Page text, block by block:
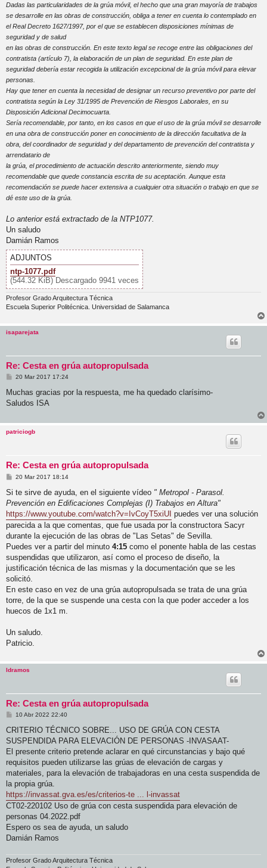
Dadas las particularidades de la grúa móvil, el hecho que una gran mayoría de trabajos
se desarrolle en las obras de construcción, obliga a tener en cuenta lo contemplado en
el Real Decreto 1627/1997, por el que se establecen disposiciones mínimas de
seguridad y de salud
en las obras de construcción. En este texto legal se recoge entre las obligaciones del
contratista (artículo 7), la elaboración de un plan de seguridad. En este plan de
seguridad debería estar recogida la utilización excepcional de la grúa móvil para elevar
personas.
Hay que tener en cuenta la necesidad de designar un recurso preventivo por parte del
contratista según la Ley 31/1995 de Prevención de Riesgos Laborales, en su
Disposición Adicional Decimocuarta.
Sería recomendable, por tanto, en los casos en que el uso de la grúa móvil se desarrolle
en una obra de construcción poner en conocimiento de la dirección facultativa de la
obra, del coordinador de seguridad y del departamento de prevención del contratista y
arrendatario de
la grúa, el procedimiento de actuación descrito anteriormente, siendo muy
recomendable que quede constancia escrita de su aceptación. Aunque esta
recomendación se puede hacer extensiva a cualquier otra situación o trabajo en que se
dé este uso de la grúa.
Lo anterior está extractado de la NTP1077.
Un saludo
Damián Ramos
ADJUNTOS
ntp-1077.pdf
(544.32 KiB) Descargado 9941 veces
Profesor Grado Arquitectura Técnica
Escuela Superior Politécnica. Universidad de Salamanca
isaparejata
Re: Cesta en grúa autopropulsada
M
n
a
20 Mar 2017 17:24
Muchas gracias por la respuesta, me ha quedado clarísimo-
Saludos ISA
patriciogb
Re: Cesta en grúa autopropulsada
M
n
a
j
e
20 Mar 2017 18:14
Si te sirve de ayuda, en el siguiente vídeo " Metropol - Parasol.
Prevención en Edificaciones Complejas (I) Trabajos en Altura"
https://www.youtube.com/watch?v=IvCoyT5xiUI puedes ver una solución
parecida a la que comentas, que fue usada por la constructora Sacyr
durante la ejecución de las obras de "Las Setas" de Sevilla.
Puedes ver a partir del minuto 4:15 como el ponente habla de las cestas
suspendidas que utilizaron, así como el proceso de diseño, la
justificación técnica de las mismas y la documentación que se les
solicitó.
En este caso en vez de una grúa autopropulsada se trata de una grúa
torre, de la que se suspende una cesta con la que poder acceder a los
huecos de 1x1 m.
Un saludo.
Patricio.
ldramos
Re: Cesta en grúa autopropulsada
M
n
a
e
10 Abr 2022 22:40
CRITERIO TÉCNICO SOBRE... USO DE GRÚA CON CESTA
SUSPENDIDA PARA ELEVACIÓN DE PERSONAS -INVASAAT-
El presente criterio pretende aclarar en qué circunstancias y bajo qué
requisitos pueden utilizarse las grúas de elevación de cargas y
materiales, para la elevación de trabajadoras en una cesta suspendida de
la propia grúa.
https://invassat.gva.es/es/criterios-te ... l-invassat
CT02-220102 Uso de grúa con cesta suspendida para elevación de
personas 04.2022.pdf
Espero os sea de ayuda, un saludo
Damián Ramos
Profesor Grado Arquitectura Técnica